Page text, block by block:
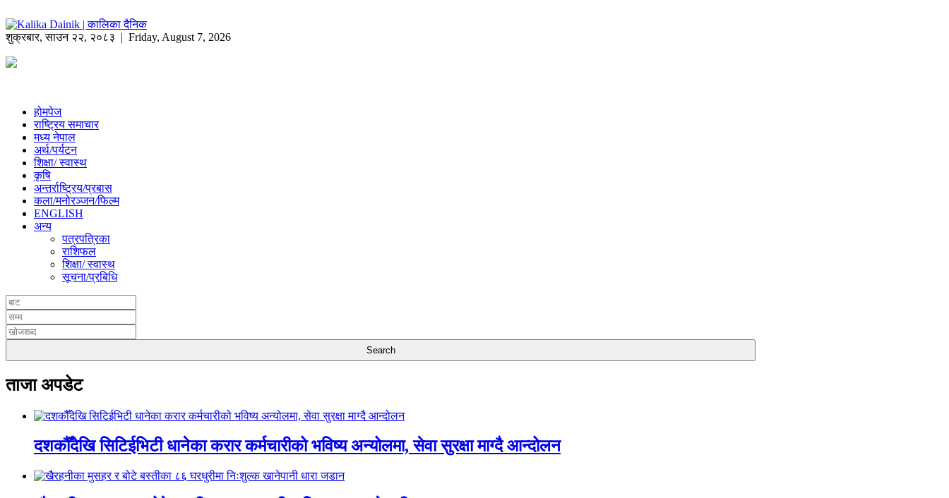
शुक्रबार,साउन २२, २०८३ | Friday, August 7, 2026
होमपेज
राष्ट्रिय समाचार
मध्य नेपाल
अर्थ/पर्यटन
शिक्षा/ स्वास्थ
कृषि
अन्तर्राष्ट्रिय/प्रबास
कला/मनोरञ्जन/फिल्म
ENGLISH
अन्य
पत्रपत्रिका
राशिफल
शिक्षा/ स्वास्थ
सूचना/प्रबिधि
ताजा अपडेट
दशकौँदेखि सिटिईभिटी धानेका करार कर्मचारीको भविष्य अन्योलमा, सेवा सुरक्षा माग्दै आन्दोलन